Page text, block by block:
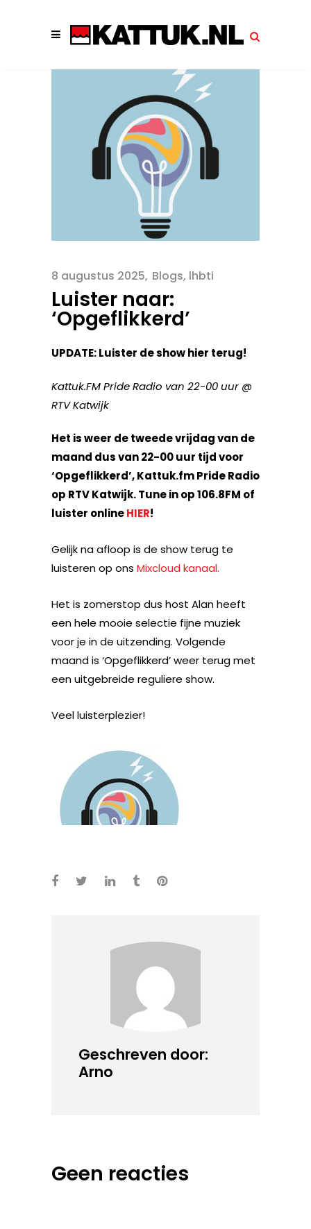
8 augustus 2025 Blogs, lhbti
Luister naar:
‘Opgeflikkerd’
UPDATE: Luister de show hier terug!
Kattuk.FM Pride Radio van 22-00 uur @
RTV Katwijk
Het is weer de tweede vrijdag van de
maand dus van 22-00 uur tijd voor
‘Opgeflikkerd’, Kattuk.fm Pride Radio
op RTV Katwijk. Tune in op 106.8FM of
luister onlineHIER!
Gelijk na afloop is de show terug te
luisteren op ons Mixcloud kanaal.
Het is zomerstop dus host Alan heeft
een hele mooie selectie fijne muziek
voor je in de uitzending. Volgende
maand is ‘Opgeflikkerd’ weer terug met
een uitgebreide reguliere show.
Veel luisterplezier!
Geschreven door:
Arno
Geen reacties